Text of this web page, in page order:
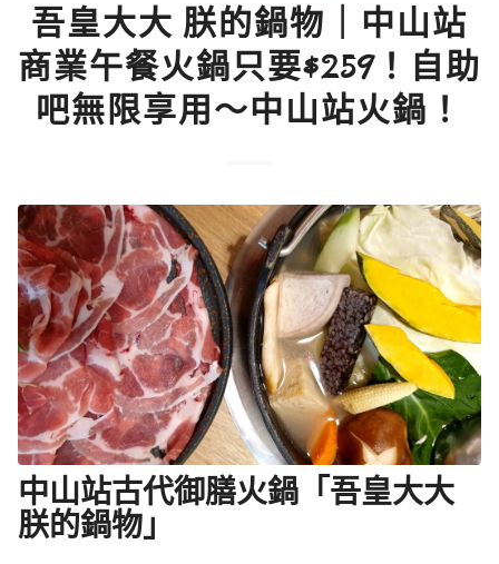
吾皇大大 朕的鍋物｜中山站
商業午餐火鍋只要$259！自助
吧無限享用～中山站火鍋！
中山站古代御膳火鍋「吾皇大大
朕的鍋物」